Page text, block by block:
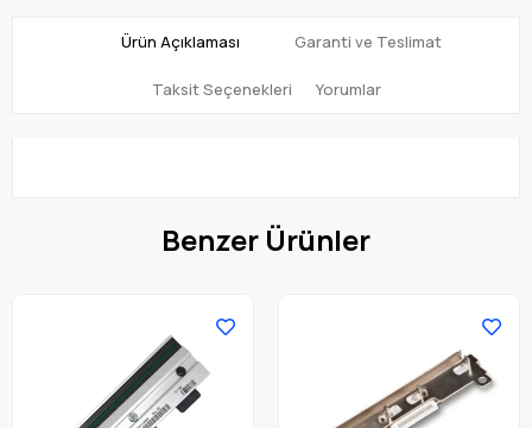
Ürün Açıklaması Garanti ve Teslimat
Taksit Seçenekleri Yorumlar
Benzer Ürünler